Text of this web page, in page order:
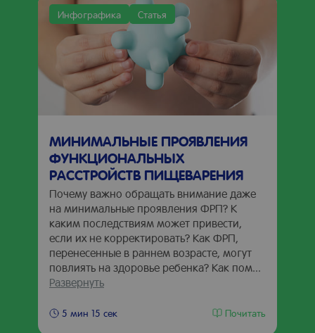
Инфографика Статья
МИНИМАЛЬНЫЕ ПРОЯВЛЕНИЯ
ФУНКЦИОНАЛЬНЫХ
РАССТРОЙСТВ ПИЩЕВАРЕНИЯ
Почему важно обращать внимание даже
на минимальные проявления ФРП? К
каким последствиям может привести,
если их не корректировать? Как ФРП,
перенесенные в раннем возрасте, могут
повлиять на здоровье ребенка? Как пом...
Развернуть
5 мин 15 сек Почитать